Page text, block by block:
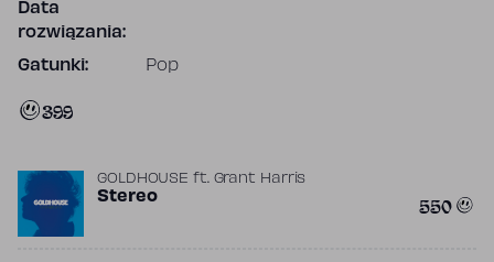
Data
rozwiązania:
Gatunki: Pop
399
GOLDHOUSE ft. Grant Harris
Stereo 550